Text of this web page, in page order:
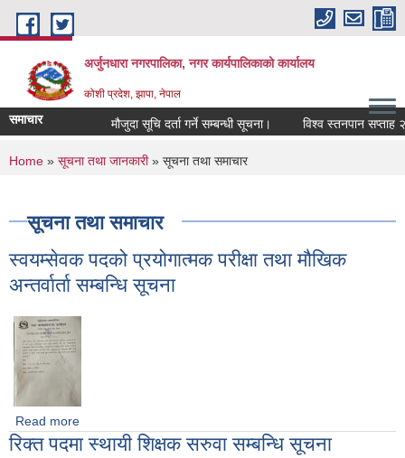
Skip to main content
अर्जुनधारा नगरपालिका, नगर कार्यपालिकाको कार्यालय
कोशी प्रदेश, झापा, नेपाल
समाचार मौजुदा सूचि दर्ता गर्ने सम्बन्धी सूचना। विश्व स्तनपान सप्ताह
You are here
Home » सूचना तथा जानकारी» सूचना तथा समाचार
सूचना तथा समाचार
स्वयम्सेवक पदको प्रयोगात्मक परीक्षा तथा मौखिक
अन्तर्वार्ता सम्बन्धि सूचना
Read more
सम्बन्धि सूचना
रिक्त पदमा स्थायी शिक्षक सरुवा सम्बन्धि सूचना